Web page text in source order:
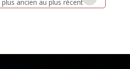
plus ancien au plus récent